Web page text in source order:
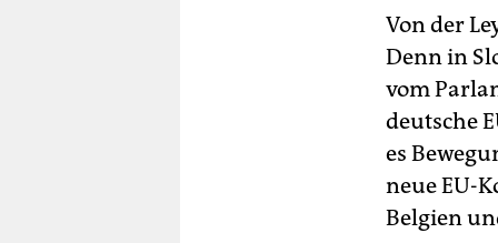
Von der
Denn in
vom
deutsche
es
neue EU-
Belgien